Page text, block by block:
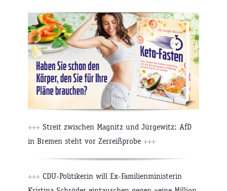
+++ Streit zwischen Magnitz und Jürgewitz: AfD
in Bremen steht vor Zerreißprobe +++
+++ CDU-Politikerin will Ex-Familienministerin